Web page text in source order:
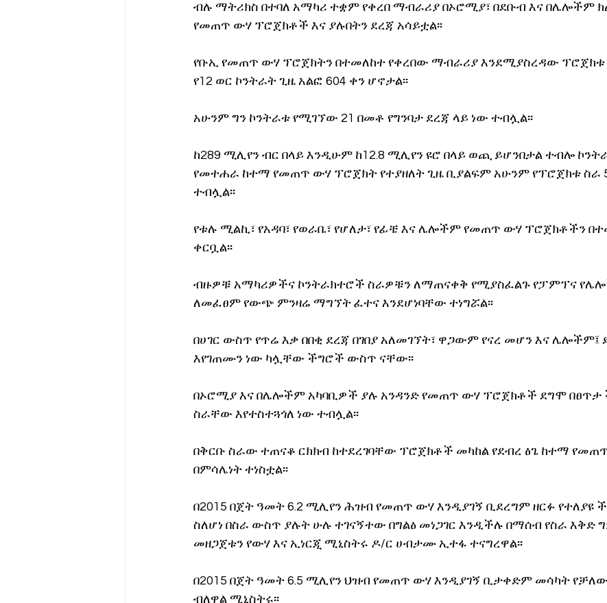
ብሉ ማትሪክስ በተባለ አማካሪ ተቋም የቀረበ ማብራሪያ በኦሮሚያ፣ በደቡብ እና በሌሎችም
የመጠጥ ውሃ ፕሮጀክቶች እና ያሉበትን ደረጃ አሳይቷል፡፡
የቡኢ የመጠጥ ውሃ ፕሮጀክትን በተመለከተ የቀረበው ማብራሪያ እንደሚያስረዳው ፕሮጀክቱ
የ12 ወር ኮንትራት ጊዜ አልፎ 604 ቀን ሆኖታል፡፡
አሁንም ግን ኮንትራቱ የሚገኘው 21 በመቶ የግንባታ ደረጃ ላይ ነው ተብሏል፡፡
ከ289 ሚሊየን ብር በላይ እንዲሁም ከ12.8 ሚሊየን ዩሮ በላይ ወጪ ይሆንበታል ተብሎ
የመተሐራ ከተማ የመጠጥ ውሃ ፕሮጀክት የተያዘለት ጊዜ ቢያልፍም አሁንም የፕሮጀክቱ ስራ
ተብሏል፡፡
የቱሉ ሚልኪ፣ የአዳባ፣ የወራቤ፣ የሆለታ፣ የፊቼ እና ሌሎችም የመጠጥ ውሃ ፕሮጀክቶችን
ቀርቧል፡፡
ብዙዎቹ አማካሪዎችና ኮንትራክተሮች ስራዎቹን ለማጠናቀቅ የሚያስፈልጉ የፓምፕና
ለመፈፀም የውጭ ምንዛሬ ማግኘት ፈተና እንደሆነባቸው ተነግሯል፡፡
በሀገር ውስጥ የጥሬ እቃ በበቂ ደረጃ በገበያ አለመገኘት፣ ዋጋውም የናረ መሆን እና ሌሎችም፤
እየገጠሙን ነው ካሏቸው ችግሮች ውስጥ ናቸው፡፡
በኦሮሚያ እና በሌሎችም አካባቢዎች ያሉ አንዳንድ የመጠጥ ውሃ ፕሮጀክቶች ደግሞ በፀጥታ
ስራቸው እየተስተጓጎለ ነው ተብሏል፡፡
በቅርቡ ስራው ተጠናቆ ርክክብ ከተደረገባቸው ፕሮጀክቶች መካከል የደብረ ፅጌ ከተማ
በምሳሌነት ተነስቷል፡፡
በ2015 በጀት ዓመት 6.2 ሚሊየን ሕዝብ የመጠጥ ውሃ እንዲያገኝ ቢደረግም ዘርፉ የተለያዩ
ስለሆነ በስራ ውስጥ ያሉት ሁሉ ተገናኝተው በግልፅ መነጋገር እንዲችሉ በማሰብ የስራ እቅድ
መዘጋጀቱን የውሃ እና ኢነርጂ ሚኒስትሩ ዶ/ር ሀብታሙ ኢተፋ ተናግረዋል፡፡
በ2015 በጀት ዓመት 6.5 ሚሊየን ህዝብ የመጠጥ ውሃ እንዲያገኝ ቢታቀድም መሳካት
ብለዋል ሚኒስትሩ፡፡